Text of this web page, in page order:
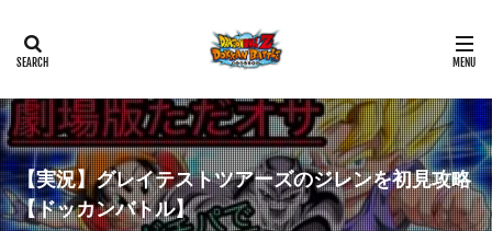
【実況】グレイテストツアーズのジレンを初見攻略
【ドッカンバトル】